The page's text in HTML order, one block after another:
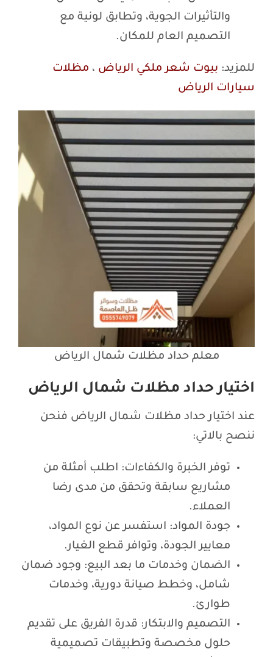
والتأثيرات الجوية، وتطابق لونية مع
التصميم العام للمكان.
للمزيد: بيوت شعر ملكي الرياض ، مظلات
سيارات الرياض
معلم حداد مظلات شمال الرياض
اختيار حداد مظلات شمال الرياض
عند اختيار حداد مظلات شمال الرياض فنحن
ننصح بالاتي:
توفر الخبرة والكفاءات: اطلب أمثلة من
مشاريع سابقة وتحقق من مدى رضا
العملاء.
جودة المواد: استفسر عن نوع المواد،
معايير الجودة، وتوافر قطع الغيار.
الضمان وخدمات ما بعد البيع: وجود ضمان
شامل، وخطط صيانة دورية، وخدمات
طوارئ.
التصميم والابتكار: قدرة الفريق على تقديم
حلول مخصصة وتطبيقات تصميمية